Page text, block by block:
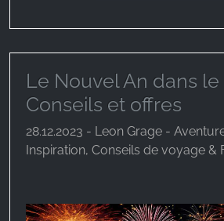
Le Nouvel An dans le
Conseils et offres
28.12.2023 - Leon Grage -
Inspiration, Conseils de voyage &